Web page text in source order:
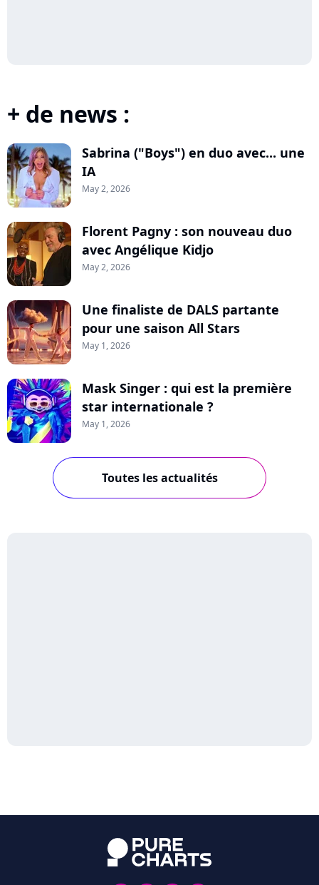
+ de news :
Sabrina ("Boys") en duo avec... une
IA
May 2, 2026
Florent Pagny : son nouveau duo
avec Angélique Kidjo
May 2, 2026
Une finaliste de DALS partante
pour une saison All Stars
May 1, 2026
Mask Singer : qui est la première
star internationale ?
May 1, 2026
Toutes les actualités